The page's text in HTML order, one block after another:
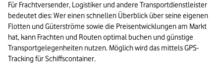
Für Frachtversender, Logistiker und andere Transportdienstleister
bedeutet dies: Wer einen schnellen Überblick über seine eigenen
Flotten und Güterströme sowie die Preisentwicklungen am Markt
hat, kann Frachten und Routen optimal buchen und günstige
Transportgelegenheiten nutzen. Möglich wird das mittels GPS-
Tracking für Schiffscontainer.